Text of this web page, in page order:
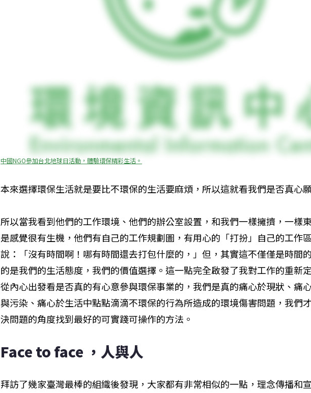
中國NGO參加台北地球日活動，體驗環保精彩生活。
本來選擇環保生活就是要比不環保的生活要麻煩，所以這就看我們是否真心
所以當我看到他們的工作環境、他們的辦公室設置，和我們一樣擁擠，一樣
是感覺很有生機，他們有自己的工作規劃圖，有用心的「打扮」自己的工作
說：「沒有時間啊！哪有時間還去打包什麼的，」但，其實這不僅僅是時間
的是我們的生活態度，我們的價值選擇。這一點完全啟發了我對工作的重新
從內心出發看是否真的有心意參與環保事業的，我們是真的痛心於現狀、痛
與污染、痛心於生活中點點滴滴不環保的行為所造成的環境傷害問題，我們
決問題的角度找到最好的可實踐可操作的方法。
Face to face ，人與人
拜訪了幾家臺灣最棒的組織後發現，大家都有非常相似的一點，理念傳播和